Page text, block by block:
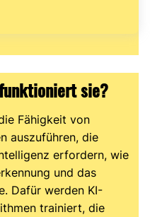
sie?
Fähigkeit von
auszuführen, die
erfordern, wie
und das
Dafür werden KI-
trainiert, die